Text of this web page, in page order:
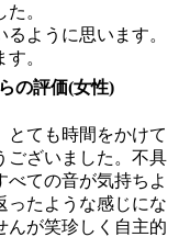
。
ように思います。
。
の評価(女性)
とても時間をかけて
ございました。不具
べての音が気持ちよ
ったような感じにな
んが笑珍しく自主的